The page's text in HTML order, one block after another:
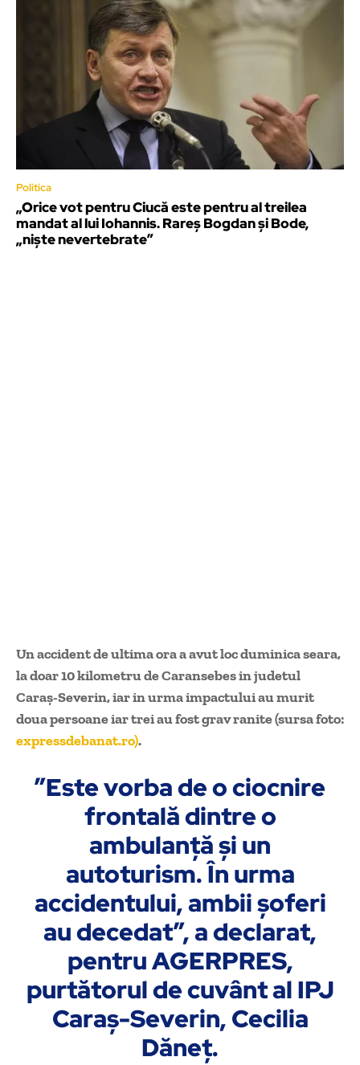
Politica
„Orice vot pentru Ciucă este pentru al treilea
mandat al lui Iohannis. Rareș Bogdan și Bode,
„niște nevertebrate”
Un accident de ultima ora a avut loc duminica seara,
la doar 10 kilometru de Caransebes in judetul
Caraş-Severin, iar in urma impactului au murit
doua persoane iar trei au fost grav ranite (sursa foto:
expressdebanat.ro).
”Este vorba de o ciocnire
frontală dintre o
ambulanţă şi un
autoturism. În urma
accidentului, ambii şoferi
au decedat”, a declarat,
pentru AGERPRES,
purtătorul de cuvânt al IPJ
Caraş-Severin, Cecilia
Dăneţ.